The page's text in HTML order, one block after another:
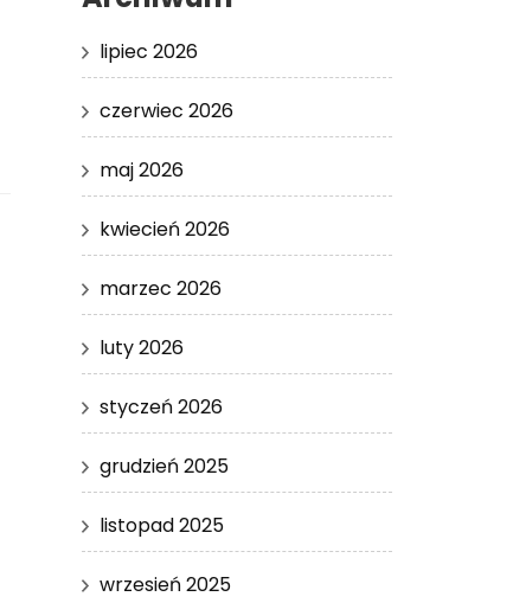
lipiec 2026
czerwiec 2026
maj 2026
kwiecień 2026
marzec 2026
luty 2026
styczeń 2026
grudzień 2025
listopad 2025
wrzesień 2025